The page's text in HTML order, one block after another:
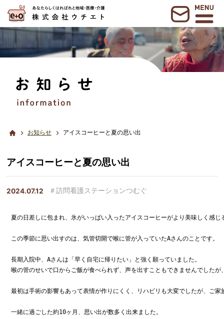
お知らせ アイスコーヒーと夏の思い出
アイスコーヒーと夏の思い出
2024.07.12 ＃訪問看護ステーションつむぐ
夏の日差しに包まれ、氷がいっぱい入ったアイスコーヒーがより美味しく感じ
この季節に思い出すのは、気管切開で喉に管が入っていたAさんのことです。
長期入院中、Aさんは「早く自宅に帰りたい」と強く願っていました。
喉の管のせいで口からご飯が食べられず、声を出すこともできませんでした
最初は手術の影響もあって表情が作りにくく、リハビリも大変でしたが、ご
一緒に過ごした約10ヶ月、思い出が数多く出来ました。